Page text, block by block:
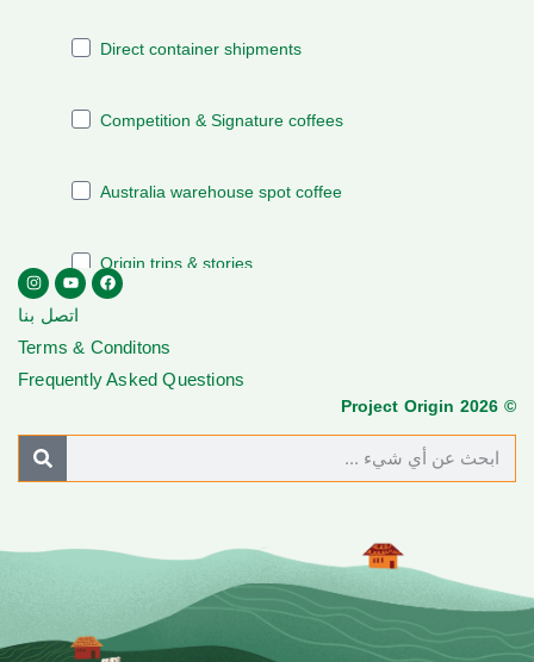
اتصل بنا
Terms & Conditons
Frequently Asked Questions
© Project Origin 2026